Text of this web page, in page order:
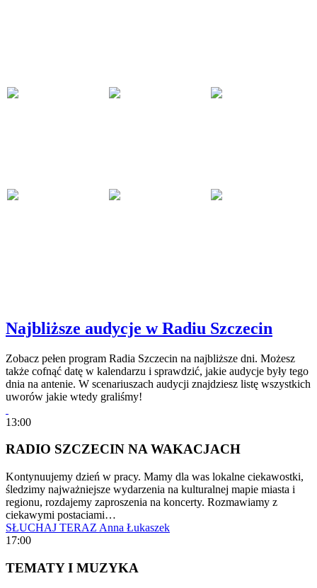
Najbliższe audycje w Radiu Szczecin
Zobacz pełen program Radia Szczecin na najbliższe dni. Możesz
także cofnąć datę w kalendarzu i sprawdzić, jakie audycje były tego
dnia na antenie. W scenariuszach audycji znajdziesz listę wszystkich
uworów jakie wtedy graliśmy!
13:00
RADIO SZCZECIN NA WAKACJACH
Kontynuujemy dzień w pracy. Mamy dla was lokalne ciekawostki,
śledzimy najważniejsze wydarzenia na kulturalnej mapie miasta i
regionu, rozdajemy zaproszenia na koncerty. Rozmawiamy z
ciekawymi postaciami…
SŁUCHAJ TERAZ Anna Łukaszek
17:00
TEMATY I MUZYKA